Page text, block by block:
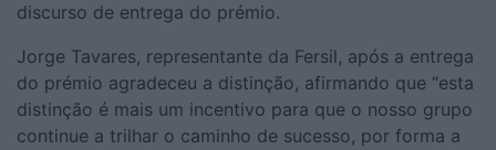
discurso de entrega do prémio.
Jorge Tavares, representante da Fersil, após a entrega
do prémio agradeceu a distinção, afirmando que “esta
distinção é mais um incentivo para que o nosso grupo
continue a trilhar o caminho de sucesso, por forma a